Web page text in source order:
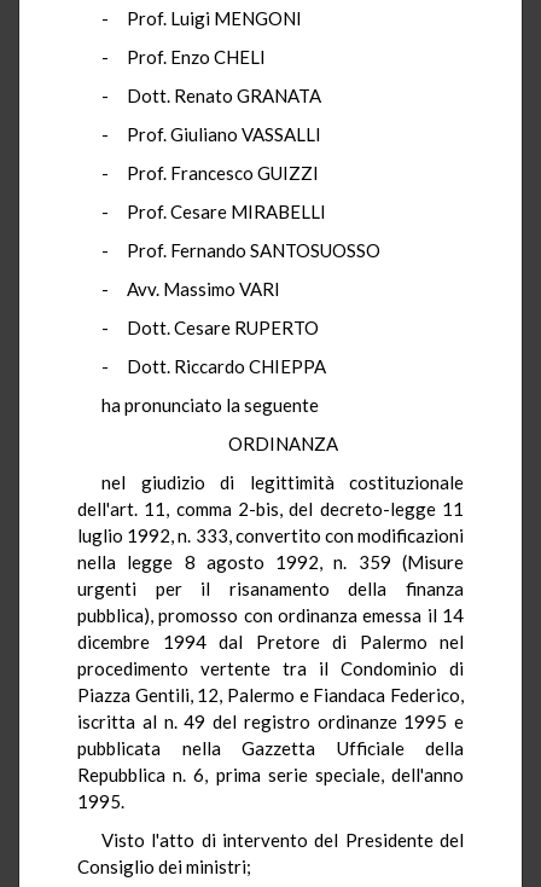
- Prof. Luigi MENGONI
- Prof. Enzo CHELI
- Dott. Renato GRANATA
- Prof. Giuliano VASSALLI
- Prof. Francesco GUIZZI
- Prof. Cesare MIRABELLI
- Prof. Fernando SANTOSUOSSO
- Avv. Massimo VARI
- Dott. Cesare RUPERTO
- Dott. Riccardo CHIEPPA
ha pronunciato la seguente
ORDINANZA
nel giudizio di legittimità costituzionale
dell'art. 11, comma 2-bis, del decreto-legge 11
luglio 1992, n. 333, convertito con modificazioni
nella legge 8 agosto 1992, n. 359 (Misure
urgenti per il risanamento della finanza
pubblica), promosso con ordinanza emessa il 14
dicembre 1994 dal Pretore di Palermo nel
procedimento vertente tra il Condominio di
Piazza Gentili, 12, Palermo e Fiandaca Federico,
iscritta al n. 49 del registro ordinanze 1995 e
pubblicata nella Gazzetta Ufficiale della
Repubblica n. 6, prima serie speciale, dell'anno
1995.
Visto l'atto di intervento del Presidente del
Consiglio dei ministri;